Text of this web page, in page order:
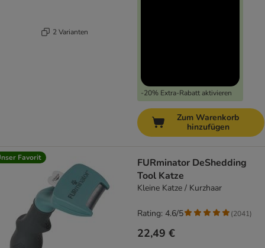
2 Varianten
-20% Extra-Rabatt aktivieren
Zum Warenkorb
hinzufügen
Favorit
FURminator DeShedding
Tool Katze
Kleine Katze / Kurzhaar
22,49 €
Rating: 4.6/5 (2041)